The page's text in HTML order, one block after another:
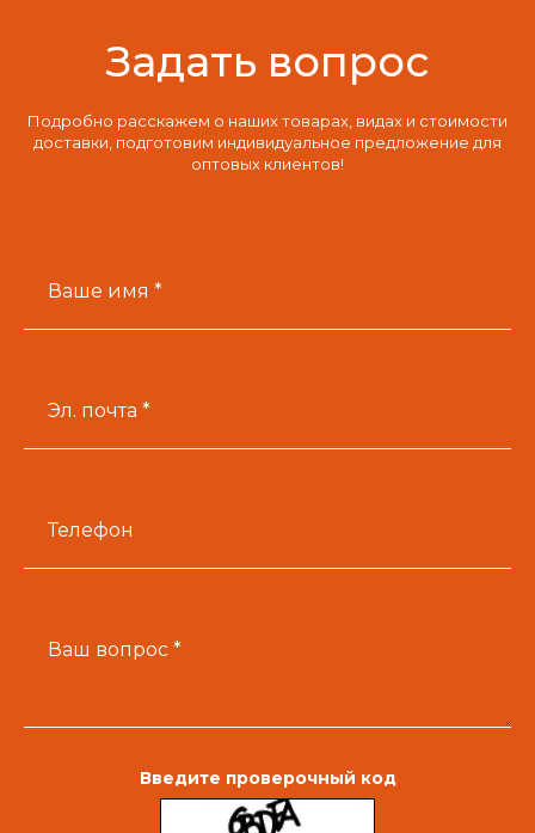
Задать вопрос
Подробно расскажем о наших товарах, видах и стоимости
доставки, подготовим индивидуальное предложение для
оптовых клиентов!
Ваше имя *
Эл. почта *
Телефон
Ваш вопрос *
Введите проверочный код